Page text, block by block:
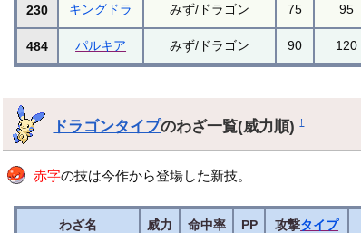
230 キングドラ みず/ドラゴン 75 95
484 パルキア みず/ドラゴン 90 120
ドラゴンタイプのわざ一覧(威力順)†
赤字の技は今作から登場した新技。
わざ名 威力 命中率 PP 攻撃タイプ